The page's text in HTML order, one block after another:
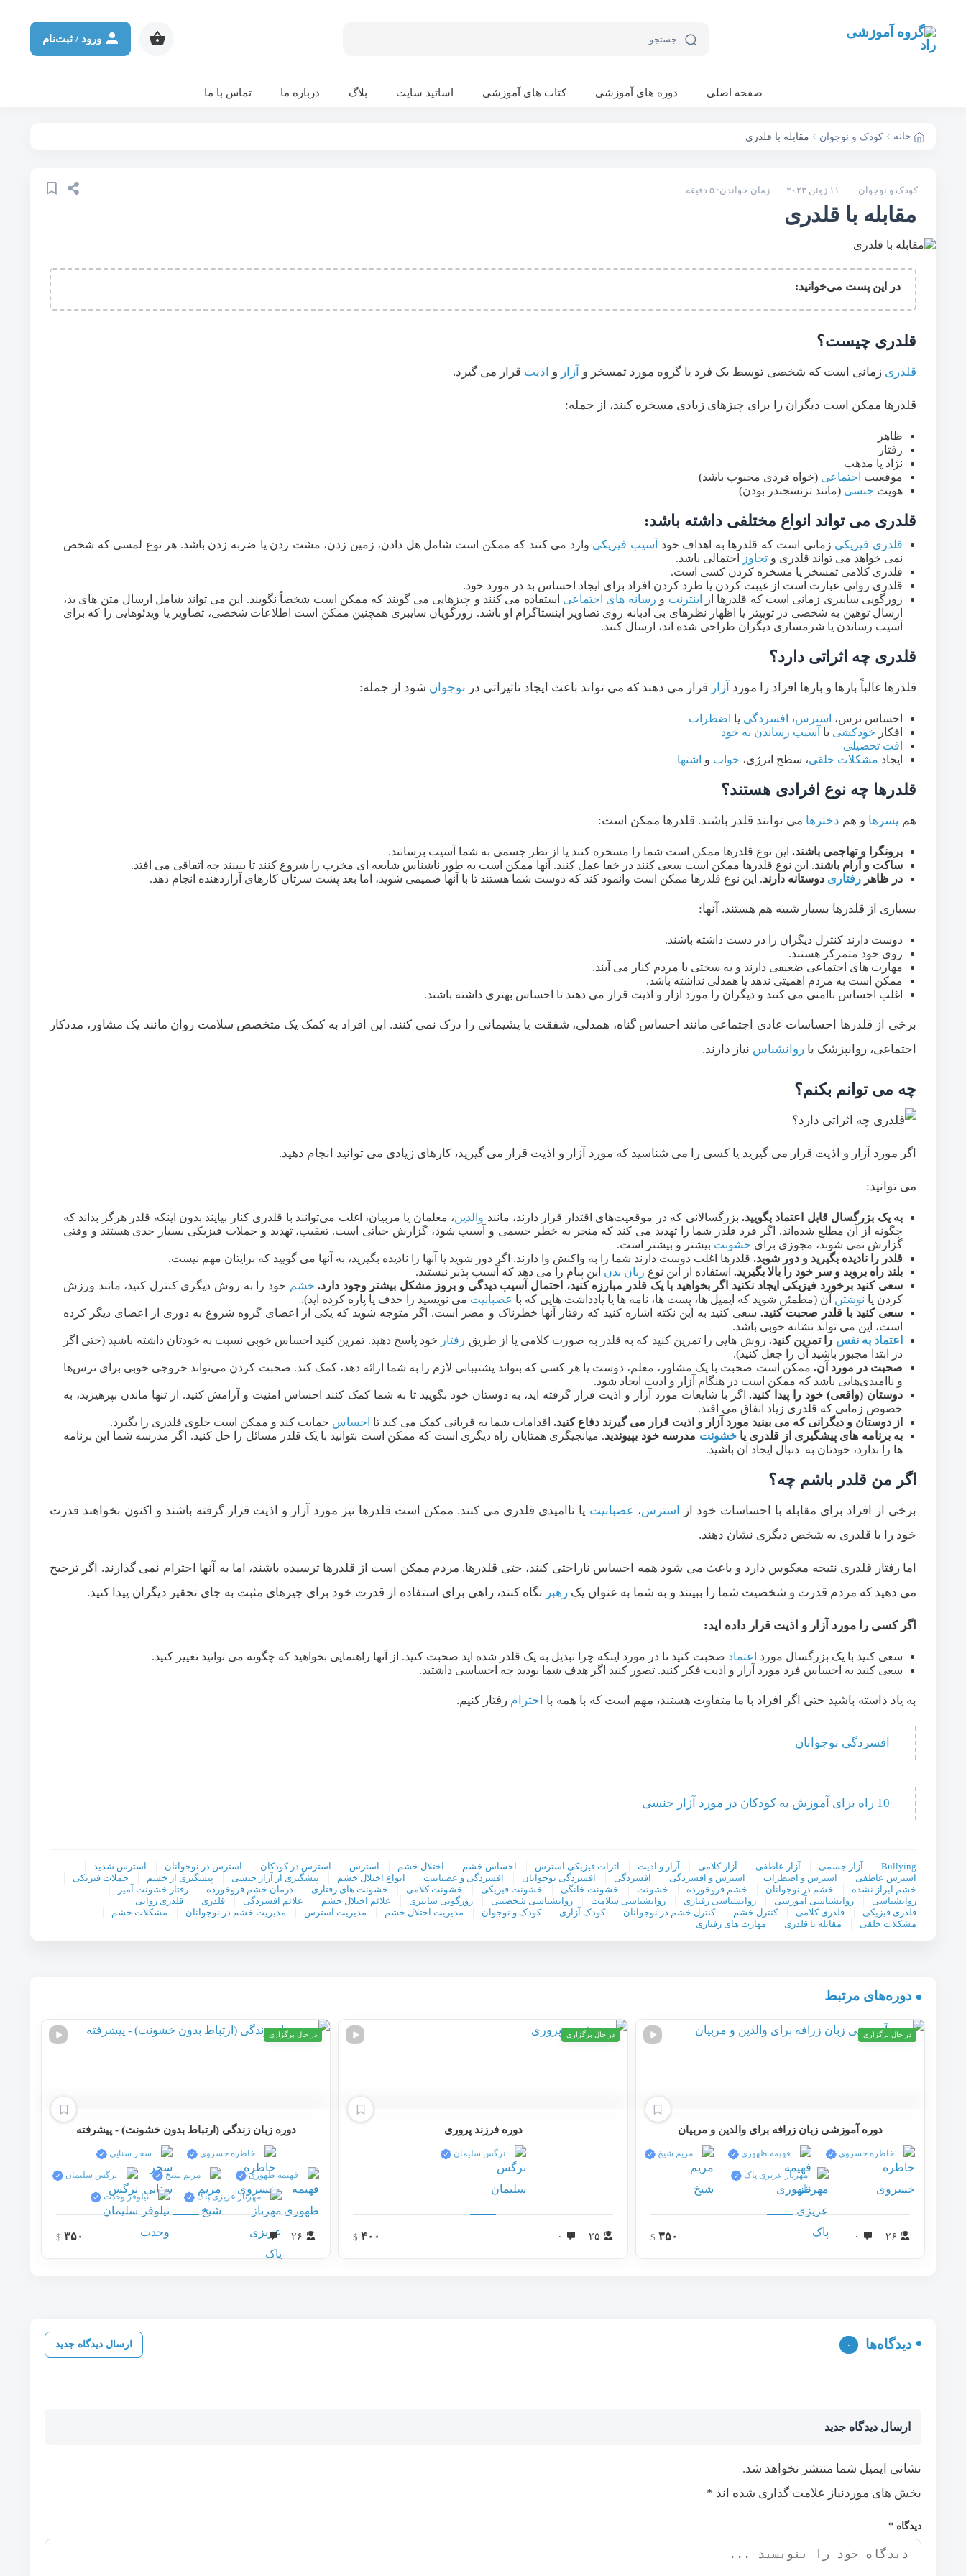
ورود / ثبت‌نام
صفحه اصلی دوره های آموزشی کتاب های آموزشی اساتید سایت بلاگ درباره ما تماس با ما
خانه کودک و نوجوان مقابله با قلدری
کودک و نوجوان ۱۱ ژوئن ۲۰۲۳ زمان خواندن: ۵ دقیقه
مقابله با قلدری
در این پست می‌خوانید:
قلدری چیست؟
قلدری زمانی است که شخصی توسط یک فرد یا گروه مورد تمسخر و آزار و اذیت قرار می گیرد.
قلدرها ممکن است دیگران را برای چیزهای زیادی مسخره کنند، از جمله:
ظاهر
رفتار
نژاد یا مذهب
موقعیت اجتماعی (خواه فردی محبوب باشد)
هویت جنسی (مانند ترنسجندر بودن)
قلدری می تواند انواع مختلفی داشته باشد:
قلدری فیزیکی زمانی است که قلدرها به اهداف خود آسیب فیزیکی وارد می کنند که ممکن است شامل هل دادن، زمین زدن، مشت زدن یا ضربه زدن باشد. هر نوع لمسی که شخص
نمی خواهد می تواند قلدری و تجاوز
احتمالی باشد.
قلدری کلامی تمسخر یا مسخره کردن کسی است.
قلدری روانی عبارت است از غیبت کردن یا طرد کردن افراد برای ایجاد احساس بد در مورد خود.
زورگویی سایبری زمانی است که قلدرها از
اینترنت و رسانه های اجتماعی استفاده می کنند و چیزهایی می گویند که ممکن است شخصاً نگویند. این می تواند شامل ارسال متن های بد،
ارسال توهین به شخصی در توییتر یا اظهار نظرهای بی ادبانه روی تصاویر اینستاگرام او باشد. زورگویان سایبری همچنین ممکن است اطلاعات شخصی، تصاویر یا ویدئوهایی را که برای
آسیب رساندن یا شرمساری دیگران طراحی شده اند، ارسال کنند.
قلدری چه اثراتی دارد؟
قلدرها غالباً بارها و بارها افراد را مورد آزار قرار می دهند که می تواند باعث ایجاد تاثیراتی در نوجوان شود از جمله:
احساس ترس، استرس، افسردگی یا اضطراب
افکار خودکشی یا آسیب رساندن به خود
افت تحصیلی
ایجاد مشکلات خلقی، سطح انرژی، خواب و اشتها
قلدرها چه نوع افرادی هستند؟
هم پسرها و هم دخترها می توانند قلدر باشند. قلدرها ممکن است:
برونگرا و تهاجمی باشند. این نوع قلدرها ممکن است شما را مسخره کنند یا از نظر جسمی به شما آسیب برسانند.
ساکت و آرام باشند. این نوع قلدرها ممکن است سعی کنند در خفا عمل کنند. آنها ممکن است به طور ناشناس شایعه ای مخرب را شروع کنند تا ببینند چه اتفاقی می افتد.
در ظاهر رفتاری دوستانه دارند. این نوع قلدرها ممکن است وانمود کند که دوست شما هستند تا با آنها صمیمی شوید، اما بعد پشت سرتان کارهای آزاردهنده انجام دهد.
بسیاری از قلدرها بسیار شبیه هم هستند. آنها:
دوست دارند کنترل دیگران را در دست داشته باشند.
روی خود متمرکز هستند.
مهارت های اجتماعی ضعیفی دارند و به سختی با مردم کنار می آیند.
ممکن است به مردم اهمیتی ندهد یا همدلی نداشته باشد.
اغلب احساس ناامنی می کنند و دیگران را مورد آزار و اذیت قرار می دهند تا احساس بهتری داشته باشند.
برخی از قلدرها احساسات عادی اجتماعی مانند احساس گناه، همدلی، شفقت یا پشیمانی را درک نمی کنند. این افراد به کمک یک متخصص سلامت روان مانند یک مشاور، مددکار
اجتماعی، روانپزشک یا روانشناس نیاز دارند.
چه می توانم بکنم؟
اگر مورد آزار و اذیت قرار می گیرید یا کسی را می شناسید که مورد آزار و اذیت قرار می گیرید، کارهای زیادی می توانید انجام دهید.
می توانید:
به یک بزرگسال قابل اعتماد بگویید. بزرگسالانی که در موقعیت‌های اقتدار قرار دارند، مانند والدین، معلمان یا مربیان، اغلب می‌توانند با قلدری کنار بیایند بدون اینکه قلدر هرگز بداند که
چگونه از آن مطلع شده‌اند. اگر فرد قلدر شما را تهدید می کند که منجر به خطر جسمی و آسیب شود، گزارش حیاتی است. تعقیب، تهدید و حملات فیزیکی بسیار جدی هستند و وقتی
گزارش نمی شوند، مجوزی برای خشونت بیشتر و بیشتر است.
قلدر را نادیده بگیرید و دور شوید. قلدرها اغلب دوست دارند شما را به واکنش وا دارند. اگر دور شوید یا آنها را نادیده بگیرید، به آنها می گویید که برایتان مهم نیست.
بلند راه بروید و سر خود را بالا بگیرید. استفاده از این نوع زبان بدن این پیام را می دهد که آسیب پذیر نیستید.
سعی کنید برخورد فیزیکی ایجاد نکنید اگر بخواهید با یک قلدر مبارزه کنید، احتمال آسیب دیدگی و بروز مشکل بیشتر وجود دارد. خشم خود را به روش دیگری کنترل کنید، مانند ورزش
کردن یا نوشتن آن (مطمئن شوید که ایمیل ها، پست ها، نامه ها یا یادداشت هایی که با عصبانیت می نویسید را حذف یا پاره کرده اید).
سعی کنید با قلدر صحبت کنید. سعی کنید به این نکته اشاره کنید که رفتار آنها خطرناک و مضر است. اگر متوجه شوید که یکی از اعضای گروه شروع به دوری از اعضای دیگر کرده
است، این می تواند نشانه خوبی باشد.
اعتماد به نفس را تمرین کنید. روش هایی را تمرین کنید که به قلدر به صورت کلامی یا از طریق رفتار خود پاسخ دهید. تمرین کنید احساس خوبی نسبت به خودتان داشته باشید (حتی اگر
در ابتدا مجبور باشید آن را جعل کنید).
صحبت در مورد آن. ممکن است صحبت با یک مشاور، معلم، دوست یا هر کسی که بتواند پشتیبانی لازم را به شما ارائه دهد، کمک کند. صحبت کردن می‌تواند خروجی خوبی برای ترس‌ها
و ناامیدی‌هایی باشد که ممکن است در هنگام آزار و اذیت ایجاد شود.
دوستان (واقعی) خود را پیدا کنید.اگر با شایعات مورد آزار و اذیت قرار گرفته اید، به دوستان خود بگویید تا به شما کمک کنند احساس امنیت و آرامش کنید. از تنها ماندن بپرهیزید، به
خصوص زمانی که قلدری زیاد اتفاق می افتد.
از دوستان و دیگرانی که می بینید مورد آزار و اذیت قرار می گیرند دفاع کنید. اقدامات شما به قربانی کمک می کند تا احساس حمایت کند و ممکن است جلوی قلدری را بگیرد.
به برنامه های پیشگیری از قلدری یاخشونت مدرسه خود بپیوندید. میانجیگری همتایان راه دیگری است که ممکن است بتوانید با یک قلدر مسائل را حل کنید. اگر مدرسه شما این برنامه
ها را ندارد، خودتان به دنبال ایجاد آن باشید.
اگر من قلدر باشم چه؟
برخی از افراد برای مقابله با احساسات خود از استرس، عصبانیت یا ناامیدی قلدری می کنند. ممکن است قلدرها نیز مورد آزار و اذیت قرار گرفته باشند و اکنون بخواهند قدرت
خود را با قلدری به شخص دیگری نشان دهند.
اما رفتار قلدری نتیجه معکوس دارد و باعث می شود همه احساس ناراحتی کنند، حتی قلدرها. مردم ممکن است از قلدرها ترسیده باشند، اما به آنها احترام نمی گذارند. اگر ترجیح
می دهید که مردم قدرت و شخصیت شما را ببینند و به شما به عنوان یک رهبر نگاه کنند، راهی برای استفاده از قدرت خود برای چیزهای مثبت به جای تحقیر دیگران پیدا کنید.
اگر کسی را مورد آزار و اذیت قرار داده اید:
سعی کنید با یک بزرگسال مورد اعتماد صحبت کنید تا در مورد اینکه چرا تبدیل به یک قلدر شده اید صحبت کنید. از آنها راهنمایی بخواهید که چگونه می توانید تغییر کنید.
سعی کنید به احساس فرد مورد آزار و اذیت فکر کنید. تصور کنید اگر هدف شما بودید چه احساسی داشتید.
به یاد داسته باشید حتی اگر افراد با ما متفاوت هستند، مهم است که با همه با احترام رفتار کنیم.
افسردگی نوجوانان
10 راه برای آموزش به کودکان در مورد آزار جنسی
Bullying آزار جسمی آزار عاطفی آزار کلامی آزار و اذیت اثرات فیزیکی استرس احساس خشم اختلال خشم استرس‌ استرس در کودکان استرس در نوجوانان
استرس شدید
استرس عاطفی
استرس و اضطراب استرس و افسردگی افسردگی افسردگی نوجوانان افسردگی و عصبانیت انواع اختلال خشم پیشگیری از آزار جنسی پیشگیری از خشم
حملات فیزیکی
خشم ابراز نشده
خشم در نوجوانان خشم فروخورده خشونت خشونت خانگی خشونت فیزیکی خشونت کلامی خشونت های رفتاری درمان خشم فروخورده
رفتار خشونت آمیز
روانشناسی
روانشناسی آموزشی روانشناسی رفتاری روانشناسی سلامت روانشناسی شخصیتی زورگویی سایبری علائم اختلال خشم علائم افسردگی قلدری
قلدری روانی
قلدری فیزیکی
قلدری کلامی کنترل خشم کنترل خشم در نوجوانان کودک آزاری کودک و نوجوان مدیریت اختلال خشم مدیریت استرس مدیریت خشم در نوجوانان
مشکلات خشم
مشکلات خلقی
مقابله با قلدری مهارت های رفتاری
دوره‌های مرتبط
در حال برگزاری
دوره آموزشی زبان زرافه برای والدین و مربیان
خاطره خسروی فهیمه ظهوری مریم شیخ
مهرناز عزیزی پاک
۲۶ ۰ ۳۵۰ $
در حال برگزاری
دوره فرزند پروری
نرگس سلیمان
۲۵ ۰ ۴۰۰ $
در حال برگزاری
دوره زبان زندگی (ارتباط بدون خشونت) - پیشرفته
خاطره خسروی سحر سنايی
فهیمه ظهوری مریم شیخ نرگس سلیمان
مهرناز عزیزی پاک نيلوفر وحدت
۲۶ ۰ ۳۵۰ $
دیدگاه‌ها ۰ ارسال دیدگاه جدید
ارسال دیدگاه جدید
نشانی ایمیل شما منتشر نخواهد شد.
بخش های موردنیاز علامت گذاری شده اند *
دیدگاه *